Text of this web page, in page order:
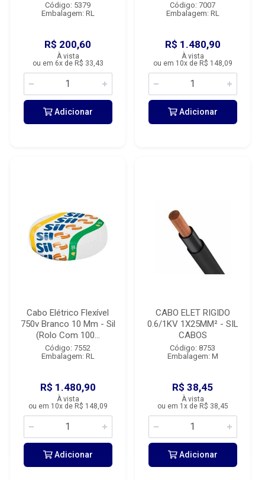
Código: 5379
Embalagem: RL
R$ 200,60
À vista
ou em 6x de R$ 33,43
Adicionar
Código: 7007
Embalagem: RL
R$ 1.480,90
À vista
ou em 10x de R$ 148,09
Adicionar
Cabo Elétrico Flexível
750v Branco 10 Mm - Sil
(Rolo Com 100...
Código: 7552
Embalagem: RL
R$ 1.480,90
À vista
ou em 10x de R$ 148,09
Adicionar
CABO ELET RIGIDO
0.6/1KV 1X25MM² - SIL
CABOS
Código: 8753
Embalagem: M
R$ 38,45
À vista
ou em 1x de R$ 38,45
Adicionar